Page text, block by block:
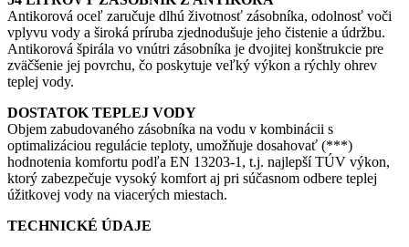
Antikorová oceľ zaručuje dlhú životnosť zásobníka, odolnosť voči
vplyvu vody a široká príruba zjednodušuje jeho čistenie a údržbu.
Antikorová špirála vo vnútri zásobníka je dvojitej konštrukcie pre
zväčšenie jej povrchu, čo poskytuje veľký výkon a rýchly ohrev
teplej vody.
DOSTATOK TEPLEJ VODY
Objem zabudovaného zásobníka na vodu v kombinácii s
optimalizáciou regulácie teploty, umožňuje dosahovať (***)
hodnotenia komfortu podľa EN 13203-1, t.j. najlepší TÚV výkon,
ktorý zabezpečuje vysoký komfort aj pri súčasnom odbere teplej
úžitkovej vody na viacerých miestach.
TECHNICKÉ ÚDAJE